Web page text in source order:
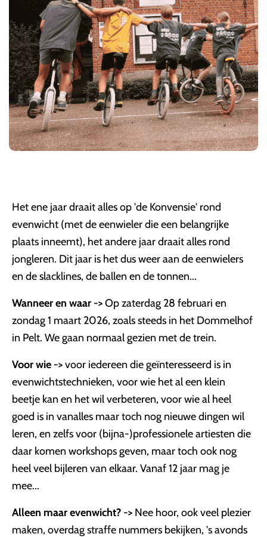
Het ene jaar draait alles op 'de Konvensie' rond
evenwicht (met de eenwieler die een belangrijke
plaats inneemt), het andere jaar draait alles rond
jongleren. Dit jaar is het dus weer aan de eenwielers
en de slacklines, de ballen en de tonnen...
Wanneer en waar ->Op zaterdag 28 februari en
zondag 1 maart 2026, zoals steeds in het Dommelhof
in Pelt. We gaan normaal gezien met de trein.
Voor wie ->voor iedereen die geïnteresseerd is in
evenwichtstechnieken, voor wie het al een klein
beetje kan en het wil verbeteren, voor wie al heel
goed is in vanalles maar toch nog nieuwe dingen wil
leren, en zelfs voor (bijna-)professionele artiesten die
daar komen workshops geven, maar toch ook nog
heel veel bijleren van elkaar. Vanaf 12 jaar mag je
mee...
Alleen maar evenwicht? -> Nee hoor, ook veel plezier
maken, overdag straffe nummers bekijken, 's avonds